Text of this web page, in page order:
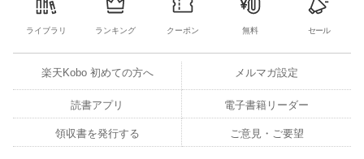
ライブラリ ランキング クーポン 無料 セール
楽天Kobo 初めての方へ メルマガ設定
読書アプリ 電子書籍リーダー
領収書を発行する ご意見・ご要望